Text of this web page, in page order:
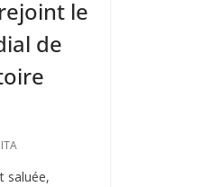
le
de
saluée,